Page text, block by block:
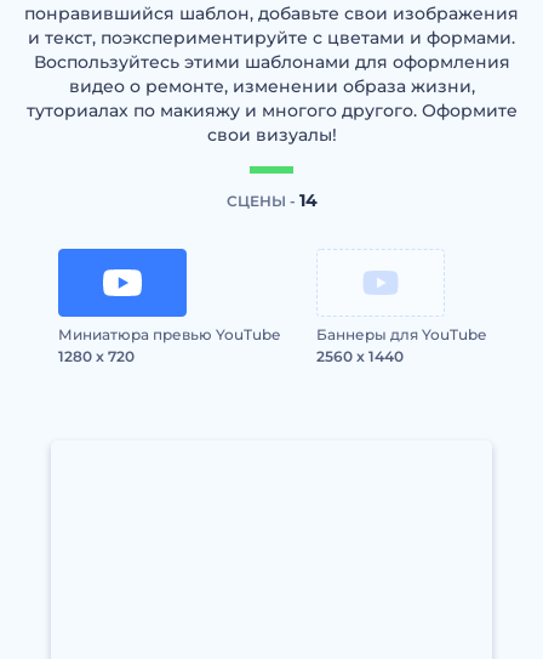
понравившийся шаблон, добавьте свои изображения
и текст, поэкспериментируйте с цветами и формами.
Воспользуйтесь этими шаблонами для оформления
видео о ремонте, изменении образа жизни,
туториалах по макияжу и многого другого. Оформите
свои визуалы!
СЦЕНЫ - 14
Миниатюра превью YouTube
1280 x 720
Баннеры для YouTube
2560 x 1440